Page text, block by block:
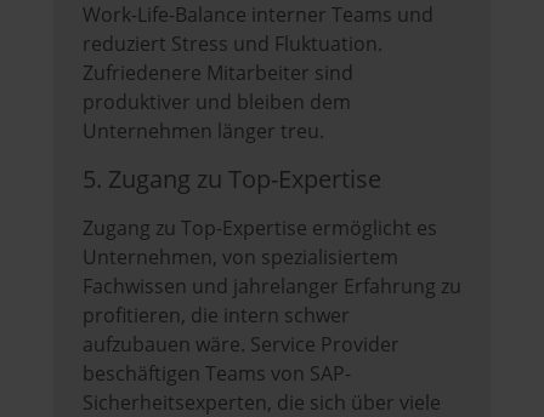
Work-Life-Balance interner Teams und
reduziert Stress und Fluktuation.
Zufriedenere Mitarbeiter sind
produktiver und bleiben dem
Unternehmen länger treu.
5. Zugang zu Top-Expertise
Zugang zu Top-Expertise ermöglicht es
Unternehmen, von spezialisiertem
Fachwissen und jahrelanger Erfahrung zu
profitieren, die intern schwer
aufzubauen wäre. Service Provider
beschäftigen Teams von SAP-
Sicherheitsexperten, die sich über viele